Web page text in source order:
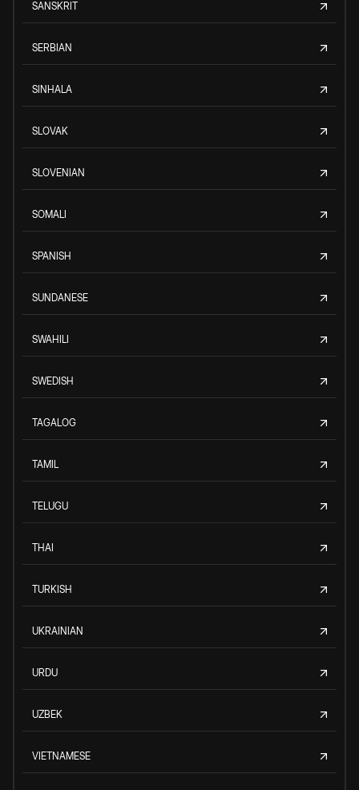
SANSKRIT
SERBIAN
SINHALA
SLOVAK
SLOVENIAN
SOMALI
SPANISH
SUNDANESE
SWAHILI
SWEDISH
TAGALOG
TAMIL
TELUGU
THAI
TURKISH
UKRAINIAN
URDU
UZBEK
VIETNAMESE